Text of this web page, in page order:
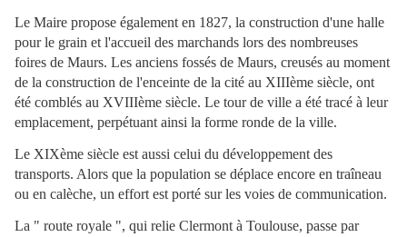
Le Maire propose également en 1827, la construction d'une halle
pour le grain et l'accueil des marchands lors des nombreuses
foires de Maurs. Les anciens fossés de Maurs, creusés au moment
de la construction de l'enceinte de la cité au XIIIème siècle, ont
été comblés au XVIIIème siècle. Le tour de ville a été tracé à leur
emplacement, perpétuant ainsi la forme ronde de la ville.
Le XIXème siècle est aussi celui du développement des
transports. Alors que la population se déplace encore en traîneau
ou en calèche, un effort est porté sur les voies de communication.
La " route royale ", qui relie Clermont à Toulouse, passe par